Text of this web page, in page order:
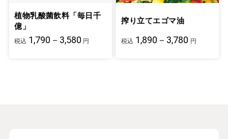
植物乳酸菌飲料「毎日千
億」
税込 1,790－3,580 円
搾り立てエゴマ油
税込 1,890－3,780 円